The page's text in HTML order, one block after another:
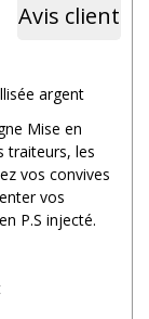
Avis client
argent
Mise en
traiteurs, les
vos convives
vos
P.S injecté.